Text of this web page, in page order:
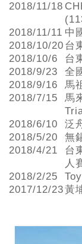
2018/11/18
2018/11/11 中
2018/10/20 台
2018/10/6
台
2018/9/23
全
2018/9/16
馬
2018/7/15
馬
2018/6/10 泛
2018/5/20
無
2018/4/21
台
人
2018/2/25
2017/12/23黃